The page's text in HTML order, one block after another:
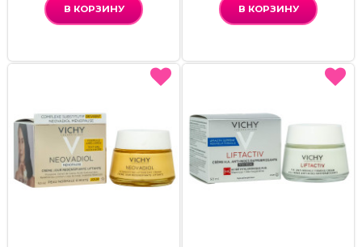
В КОРЗИНУ В КОРЗИНУ